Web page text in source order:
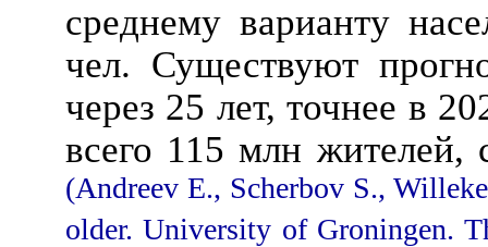
среднему варианту
чел. Существуют
через 25 лет, точнее в
всего 115 млн
(Andreev E., Scherbov S.,
older. University of Groningen.